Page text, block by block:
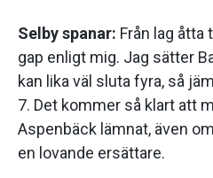
Selby spanar: Från lag
gap enligt mig. Jag sätter
kan lika väl sluta fyra, så
7. Det kommer så klart att
Aspenbäck lämnat, även
en lovande ersättare.